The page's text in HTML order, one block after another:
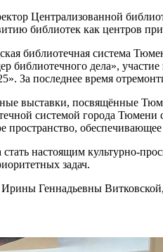
Централизованной
библиотек как центров
библиотечная система
библиотечного дела»,
За последнее время
выставки, посвящённые
системой города
пространство,
настоящим культурно-
задач.
Геннадьевны